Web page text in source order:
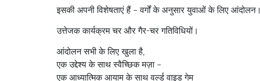
इसकी अपनी विशेषताएं हैं – वर्गों के अनुसार युवाओं के लिए आंदोलन।
उत्तेजक कार्यक्रम चर और गैर-चर गतिविधियों।
आंदोलन सभी के लिए खुला है,
एक उद्देश्य के साथ स्वैच्छिक मज़ा –
एक आध्यात्मिक आयाम के साथ वर्ल्ड वाइड गेम